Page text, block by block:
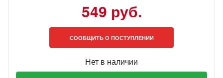
549 руб.
СООБЩИТЬ О ПОСТУПЛЕНИИ
Нет в наличии